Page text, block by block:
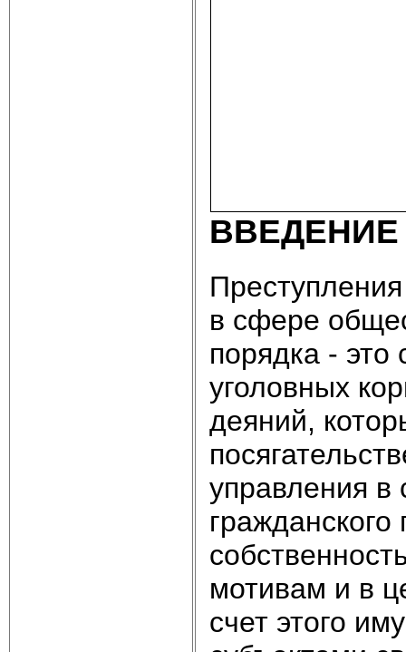
ВВЕДЕНИЕ
в сфере
порядка -
уголовных
деяний,
управления в
мотивам и в
счет этого